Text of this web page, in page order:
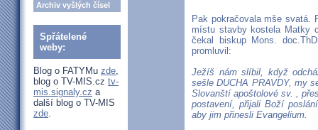
Archiv vyšlých čísel
Spřátelené
weby:
Blog o FATYMu zde,
blog o TV-MIS.cz tv-
mis.signaly.cz a
další blog o TV-MIS
zde.
Pak pokračovala mše svatá.
místu stavby kostela Matky
čekal biskup Mons.
promluvil:
Ježíš nám slíbil, když
sešle DUCHA PRAVDY, my
Slovanští apoštolové sv.,
postavení, přijali Boží
aby jim přinesli Evangelium.